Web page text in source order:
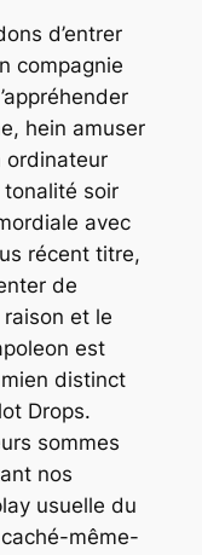
d’entrer
compagnie
hein amuser
ordinateur
soir
avec
récent titre,
de
et le
est
distinct
Drops.
sommes
nos
usuelle du
caché-même-